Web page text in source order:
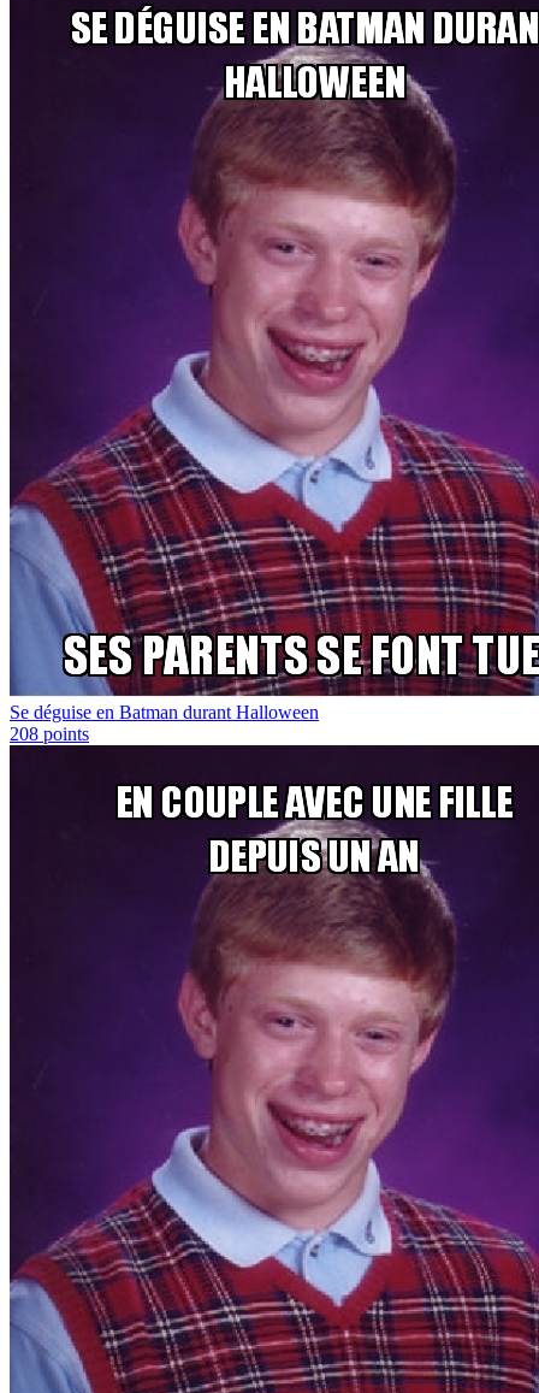
Se déguise en Batman durant Halloween
208 points